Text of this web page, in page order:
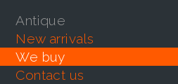
antique
new arrivals
we buy
contact us